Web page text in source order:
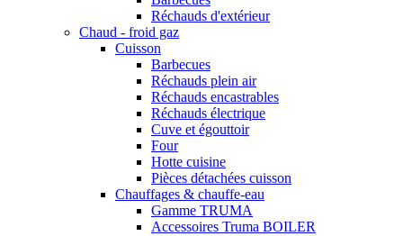
Réchauds d'extérieur
Chaud - froid gaz
Cuisson
Barbecues
Réchauds plein air
Réchauds encastrables
Réchauds électrique
Cuve et égouttoir
Four
Hotte cuisine
Pièces détachées cuisson
Chauffages & chauffe-eau
Gamme TRUMA
Accessoires Truma BOILER